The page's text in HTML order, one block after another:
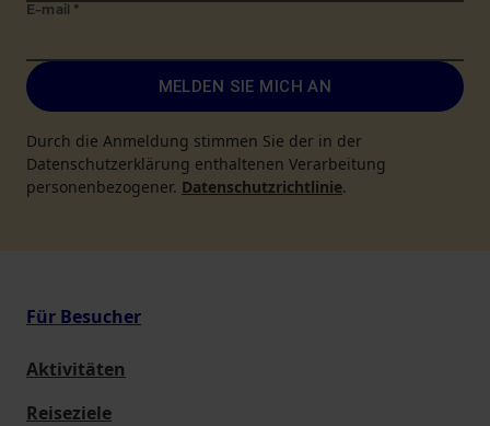
E-mail *
MELDEN SIE MICH AN
Durch die Anmeldung stimmen Sie der in der
Datenschutzerklärung enthaltenen Verarbeitung
personenbezogener. Datenschutzrichtlinie.
Für Besucher
Aktivitäten
Reiseziele